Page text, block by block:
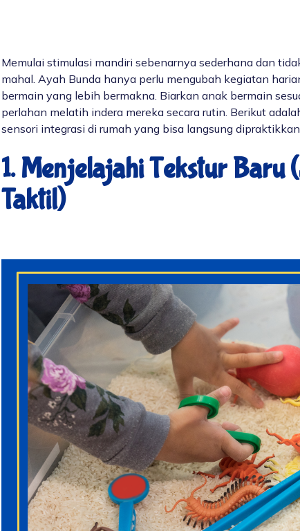
Memulai stimulasi mandiri sebenarnya sederhana dan
mahal. Ayah Bunda hanya perlu mengubah kegiatan
bermain yang lebih bermakna. Biarkan anak bermain
perlahan melatih indera mereka secara rutin. Berikut
sensori integrasi di rumah yang bisa langsung dipraktikkan.
1. Menjelajahi Tekstur Baru
Taktil)